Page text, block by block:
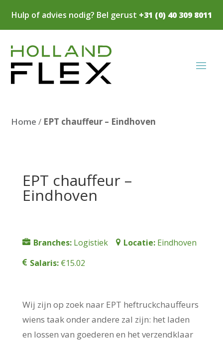
Hulp of advies nodig? Bel gerust +31 (0) 40 309 8011
Home / EPT chauffeur – Eindhoven
EPT chauffeur –
Eindhoven
Branches: Logistiek Locatie: Eindhoven
Salaris: €15.02
Wij zijn op zoek naar EPT heftruckchauffeurs
wiens taak onder andere zal zijn: het laden
en lossen van goederen en het verzendklaar